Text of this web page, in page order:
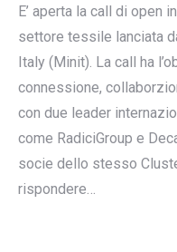
E’ aperta la call di open
settore tessile lanciata
Italy (Minit). La call ha
connessione,
con due leader
come RadiciGroup e
socie dello stesso
rispondere…